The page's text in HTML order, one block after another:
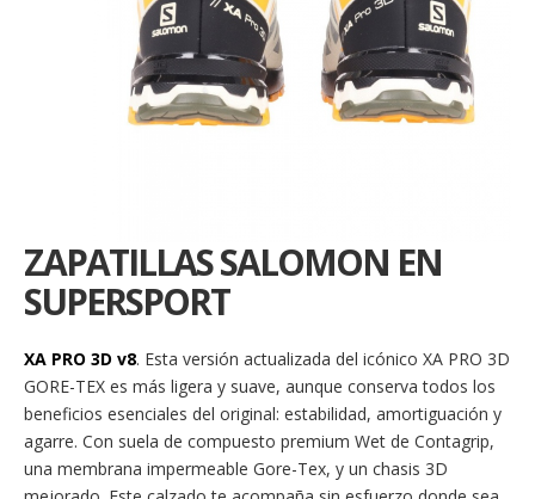
ZAPATILLAS SALOMON EN
SUPERSPORT
XA PRO 3D v8. Esta versión actualizada del icónico XA PRO 3D
GORE-TEX es más ligera y suave, aunque conserva todos los
beneficios esenciales del original: estabilidad, amortiguación y
agarre. Con suela de compuesto premium Wet de Contagrip,
una membrana impermeable Gore-Tex, y un chasis 3D